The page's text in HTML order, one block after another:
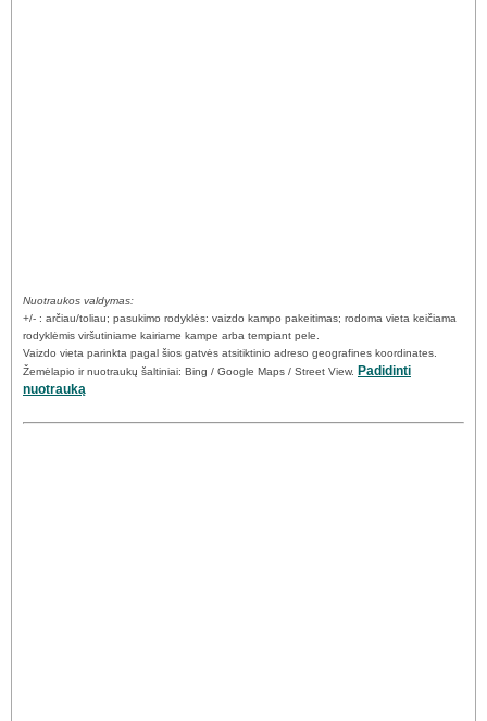
Nuotraukos valdymas:
+/- : arčiau/toliau; pasukimo rodyklės: vaizdo kampo pakeitimas; rodoma vieta keičiama
rodyklėmis viršutiniame kairiame kampe arba tempiant pele.
Vaizdo vieta parinkta pagal šios gatvės atsitiktinio adreso geografines koordinates.
Žemėlapio ir nuotraukų šaltiniai: Bing / Google Maps / Street View. Padidinti
nuotrauką